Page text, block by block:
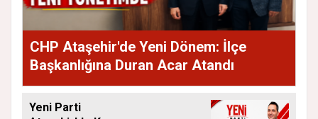
CHP Ataşehir'de Yeni Dönem: İlçe
Başkanlığına Duran Acar Atandı
Yeni Parti